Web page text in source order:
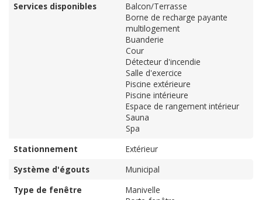
Services disponibles
Balcon/Terrasse
Borne de recharge payante
multilogement
Buanderie
Cour
Détecteur d'incendie
Salle d'exercice
Piscine extérieure
Piscine intérieure
Espace de rangement intérieur
Sauna
Spa
Stationnement
Extérieur
Système d'égouts
Municipal
Type de fenêtre
Manivelle